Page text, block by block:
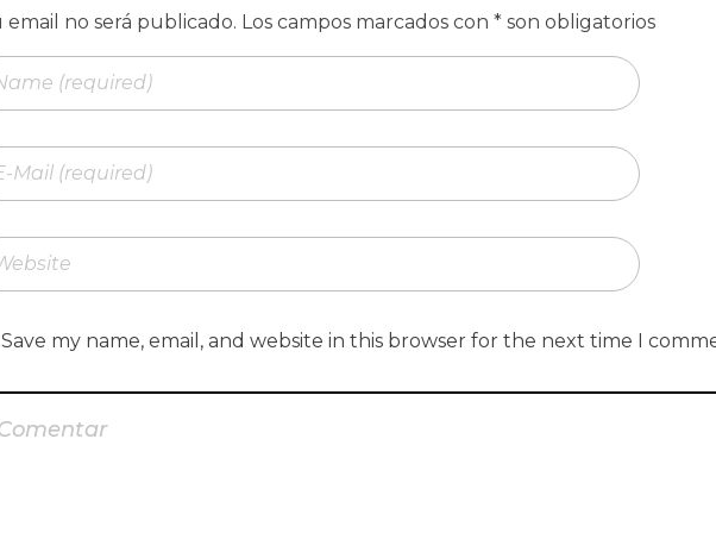
Save my name, email, and website in this browser for the next time I